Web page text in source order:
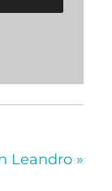
Leandro »